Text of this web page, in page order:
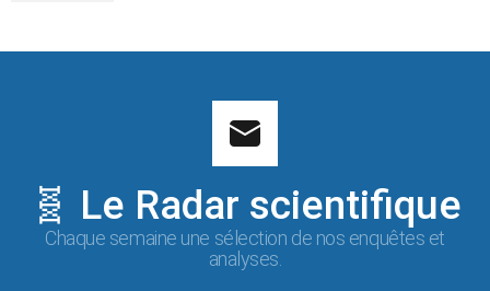
🧬 Le Radar scientifique
Chaque semaine une sélection de nos enquêtes et
analyses.